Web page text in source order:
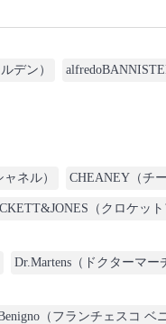
デン）
ネル） CHEANEY（チー
（クロケッ
Dr.Martens（ドクターマー
（フランチェスコ ベ